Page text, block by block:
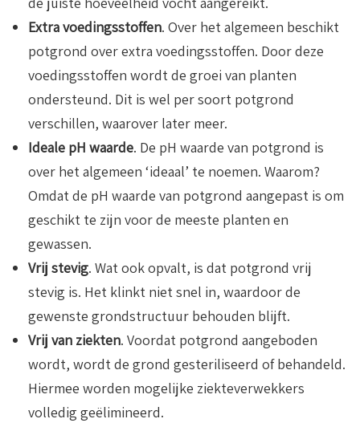
Extra voedingsstoffen. Over het algemeen beschikt
potgrond over extra voedingsstoffen. Door deze
voedingsstoffen wordt de groei van planten
ondersteund. Dit is wel per soort potgrond
verschillen, waarover later meer.
Ideale pH waarde. De pH waarde van potgrond is
over het algemeen ‘ideaal’ te noemen. Waarom?
Omdat de pH waarde van potgrond aangepast is om
geschikt te zijn voor de meeste planten en
gewassen.
Vrij stevig. Wat ook opvalt, is dat potgrond vrij
stevig is. Het klinkt niet snel in, waardoor de
gewenste grondstructuur behouden blijft.
Vrij van ziekten. Voordat potgrond aangeboden
wordt, wordt de grond gesteriliseerd of behandeld.
Hiermee worden mogelijke ziekteverwekkers
volledig geëlimineerd.